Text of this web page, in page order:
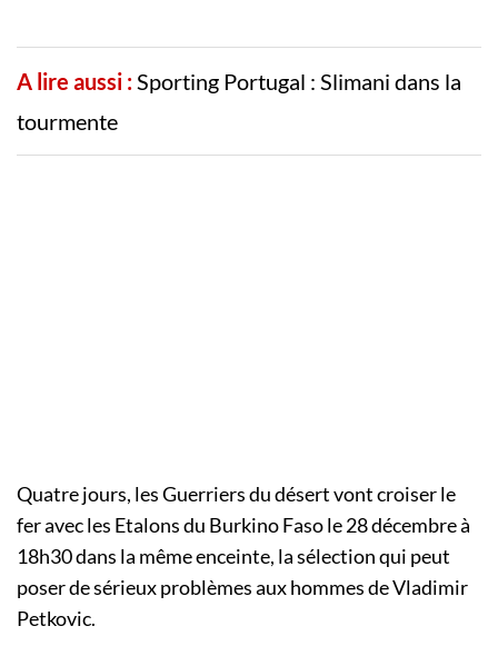
A lire aussi :Sporting Portugal : Slimani dans la
tourmente
Quatre jours, les Guerriers du désert vont croiser le
fer avec les Etalons du Burkino Faso le 28 décembre à
18h30 dans la même enceinte, la sélection qui peut
poser de sérieux problèmes aux hommes de Vladimir
Petkovic.